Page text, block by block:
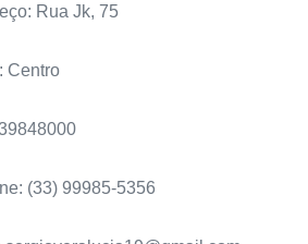
Rua Jk, 75
Centro
(33) 99985-5356